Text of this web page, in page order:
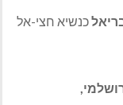
כנשיא חצי-אל